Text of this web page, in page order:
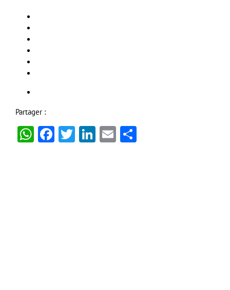
Partager :
WhatsApp
Facebook
Twitter
LinkedIn
Email